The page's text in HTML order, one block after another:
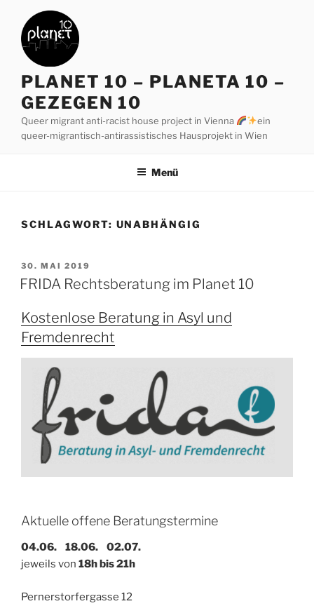
Inhalt
springen
PLANET 10 – PLANETA 10 –
GEZEGEN 10
Queer migrant anti-racist house project in Vienna
ein
queer-migrantisch-antirassistisches Hausprojekt in Wien
Menü
SCHLAGWORT: UNABHÄNGIG
VERÖFFENTLICHT
AM
30. MAI 2019
FRIDA Rechtsberatung im Planet 10
Kostenlose Beratung in Asyl und
Fremdenrecht
Aktuelle offene Beratungstermine
04.06. 18.06. 02.07.
jeweils von 18h bis 21h
Pernerstorfergasse 12